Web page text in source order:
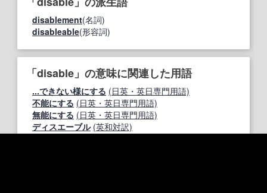
disablement(名詞)
disableable(形容詞)
「disable」の意味に関連した用語
...できない様にする (日英・英日専門用語)
不能にする (日英・英日専門用語)
無能にする (日英・英日専門用語)
ディスエーブル (英和対訳)